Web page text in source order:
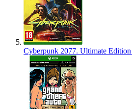
Cyberpunk 2077. Ultimate